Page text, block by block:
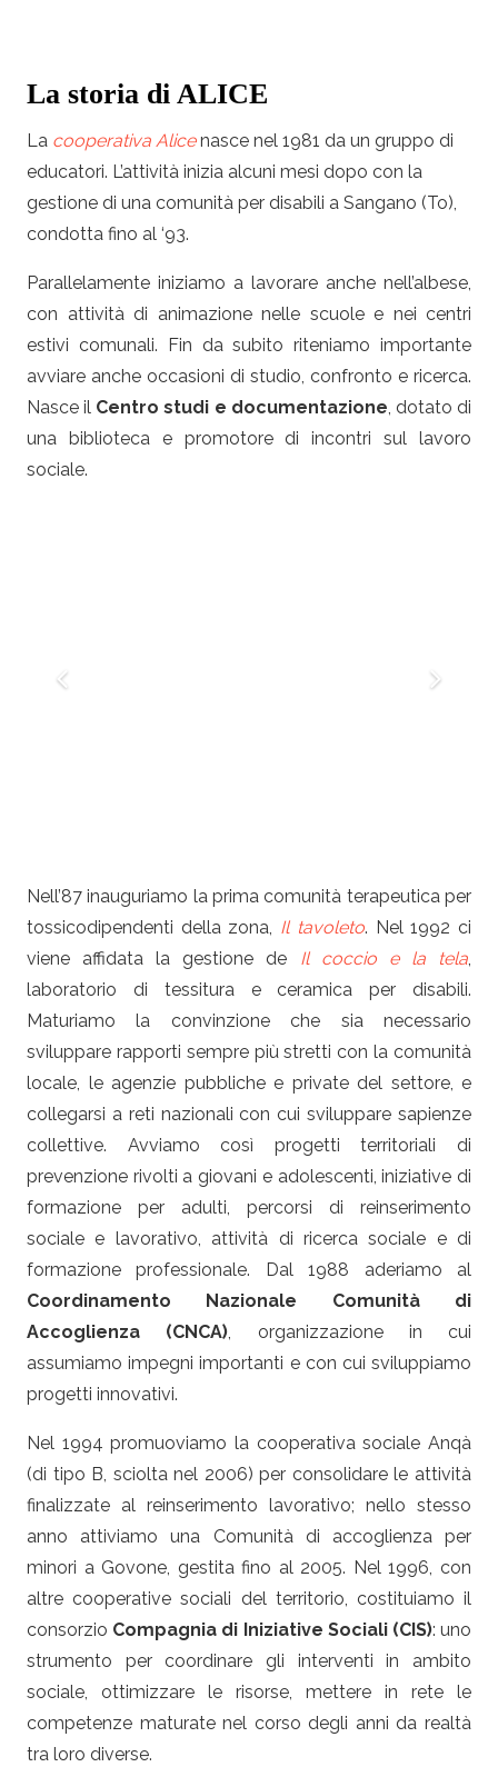
La storia di ALICE
La cooperativa Alicenasce nel 1981 da un gruppo di
educatori. L’attività inizia alcuni mesi dopo con la
gestione di una comunità per disabili a Sangano (To),
condotta fino al ‘93.
Parallelamente iniziamo a lavorare anche nell’albese,
con attività di animazione nelle scuole e nei centri
estivi comunali. Fin da subito riteniamo importante
avviare anche occasioni di studio, confronto e ricerca.
Nasce il Centro studi e documentazione, dotato di
una biblioteca e promotore di incontri sul lavoro
sociale.
Nell’87 inauguriamo la prima comunità terapeutica per
tossicodipendenti della zona, Il tavoleto. Nel 1992 ci
viene affidata la gestione de
Il coccio e la tela,
laboratorio di tessitura e ceramica per disabili.
Maturiamo la convinzione che sia necessario
sviluppare rapporti sempre più stretti con la comunità
locale, le agenzie pubbliche e private del settore, e
collegarsi a reti nazionali con cui sviluppare sapienze
collettive. Avviamo così progetti territoriali di
prevenzione rivolti a giovani e adolescenti, iniziative di
formazione per adulti, percorsi di reinserimento
sociale e lavorativo, attività di ricerca sociale e di
formazione professionale. Dal 1988 aderiamo al
Coordinamento Nazionale Comunità di
Accoglienza (CNCA), organizzazione in cui
assumiamo impegni importanti e con cui sviluppiamo
progetti innovativi.
Nel 1994 promuoviamo la cooperativa sociale Anqà
(di tipo B, sciolta nel 2006) per consolidare le attività
finalizzate al reinserimento lavorativo; nello stesso
anno attiviamo una Comunità di accoglienza per
minori a Govone, gestita fino al 2005. Nel 1996, con
altre cooperative sociali del territorio, costituiamo il
consorzio Compagnia di Iniziative Sociali (CIS): uno
strumento per coordinare gli interventi in ambito
sociale, ottimizzare le risorse, mettere in rete le
competenze maturate nel corso degli anni da realtà
tra loro diverse.